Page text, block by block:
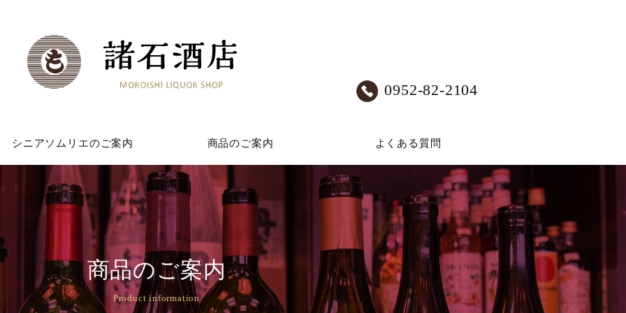
0952-82-2104
シニアソムリエのご案内 商品のご案内 よくある質問
商品のご案内
Product information